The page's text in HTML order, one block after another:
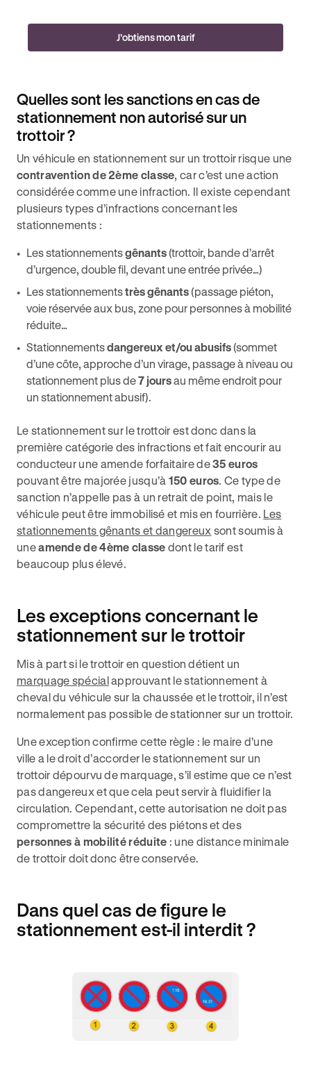
J’obtiens mon tarif
Quelles sont les sanctions en cas de
stationnement non autorisé sur un
trottoir ?
Un véhicule en stationnement sur un trottoir risque une
contravention de 2ème classe, car c’est une action
considérée comme une infraction. Il existe cependant
plusieurs types d’infractions concernant les
stationnements :
Les stationnementsgênants (trottoir, bande d’arrêt
d’urgence, double fil, devant une entrée privée…)
Les stationnementstrès gênants (passage piéton,
voie réservée aux bus, zone pour personnes à mobilité
réduite…
Stationnementsdangereux et/ou abusifs (sommet
d’une côte, approche d’un virage, passage à niveau ou
stationnement plus de7 joursau même endroit pour
un stationnement abusif).
Le stationnement sur le trottoir est donc dans la
première catégorie des infractions et fait encourir au
conducteur une amende forfaitaire de35 euros
pouvant être majorée jusqu’à 150 euros. Ce type de
sanction n’appelle pas à un retrait de point, mais le
véhicule peut être immobilisé et mis en fourrière. Les
stationnements gênants et dangereux sont soumis à
uneamende de 4ème classe dont le tarif est
beaucoup plus élevé.
Les exceptions concernant le
stationnement sur le trottoir
Mis à part si le trottoir en question détient un
marquage spécialapprouvant le stationnement à
cheval du véhicule sur la chaussée et le trottoir, il n’est
normalement pas possible de stationner sur un trottoir.
Une exception confirme cette règle : le maire d’une
ville a le droit d’accorder le stationnement sur un
trottoir dépourvu de marquage, s’il estime que ce n’est
pas dangereux et que cela peut servir à fluidifier la
circulation. Cependant, cette autorisation ne doit pas
compromettre la sécurité des piétons et des
personnes à mobilité réduite : une distance minimale
de trottoir doit donc être conservée.
Dans quel cas de figure le
stationnement est-il interdit ?